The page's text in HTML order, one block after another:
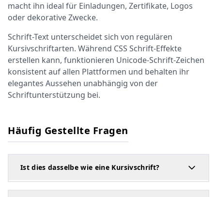
macht ihn ideal für Einladungen, Zertifikate, Logos
oder dekorative Zwecke.
Schrift-Text unterscheidet sich von regulären
Kursivschriftarten. Während CSS Schrift-Effekte
erstellen kann, funktionieren Unicode-Schrift-Zeichen
konsistent auf allen Plattformen und behalten ihr
elegantes Aussehen unabhängig von der
Schriftunterstützung bei.
Häufig Gestellte Fragen
Ist dies dasselbe wie eine Kursivschrift?